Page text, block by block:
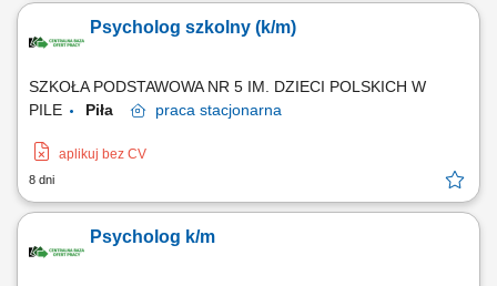
Psycholog szkolny (k/m)
SZKOŁA PODSTAWOWA NR 5 IM. DZIECI POLSKICH W
PILE
Piła praca stacjonarna
aplikuj bez CV
8 dni
Psycholog k/m